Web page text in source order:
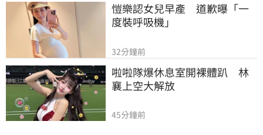
愷樂認女兒早產　道歉曝「一
度裝呼吸機」
32分鐘前
啦啦隊爆休息室開裸體趴　林
襄上空大解放
45分鐘前